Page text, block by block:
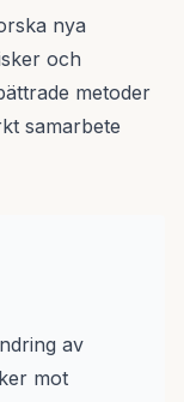
nya
och
metoder
samarbete
av
mot